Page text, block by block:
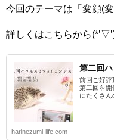
今回のテーマは「変顔(
詳しくはこちらから
第二回
前回ご好評
第二回を開
にたくさん
harinezumi-life.com